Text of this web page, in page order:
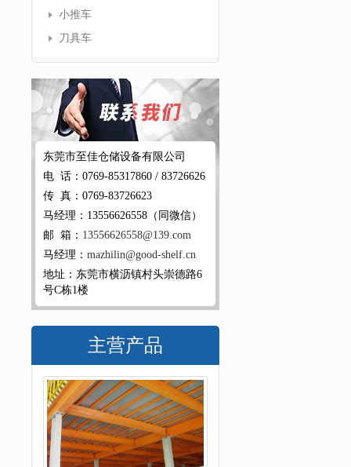
小推车
刀具车
东莞市至佳仓储设备有限公司
电 话：0769-85317860 / 83726626
传 真：0769-83726623
马经理：13556626558（同微信）
邮 箱： 13556626558@139.com
马经理： mazhilin@good-shelf.cn
地址：东莞市横沥镇村头崇德路6
号C栋1楼
主营产品